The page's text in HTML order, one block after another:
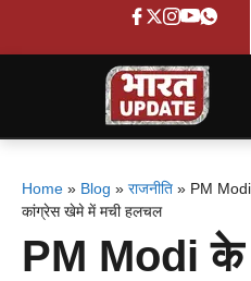
Home » Blog » राजनीति » PM Modi
कांग्रेस खेमे में मची हलचल
PM Modi के